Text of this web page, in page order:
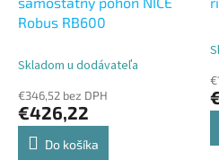
Robus RB600
Skladom u dodávateľa
€346,52 bez DPH
€426,22
Do košíka
je